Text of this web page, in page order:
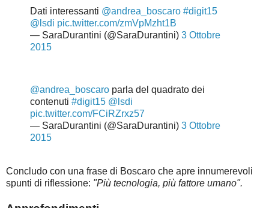
Dati interessanti @andrea_boscaro #digit15
@lsdi pic.twitter.com/zmVpMzht1B
— SaraDurantini (@SaraDurantini) 3 Ottobre
2015
@andrea_boscaro parla del quadrato dei
contenuti #digit15 @lsdi
pic.twitter.com/FCiRZrxz57
— SaraDurantini (@SaraDurantini) 3 Ottobre
2015
Concludo con una frase di Boscaro che apre innumerevoli
spunti di riflessione: "Più tecnologia, più fattore umano".